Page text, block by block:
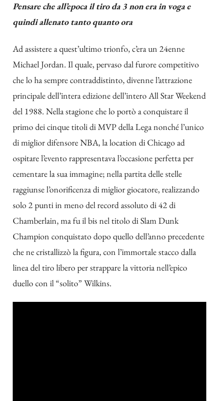
Pensare che all’epoca il tiro da 3 non era in voga e
quindi allenato tanto quanto ora
Ad assistere a quest’ultimo trionfo, c’era un 24enne
Michael Jordan. Il quale, pervaso dal furore competitivo
che lo ha sempre contraddistinto, divenne l’attrazione
principale dell’intera edizione dell’intero All Star Weekend
del 1988. Nella stagione che lo portò a conquistare il
primo dei cinque titoli di MVP della Lega nonché l’unico
di miglior difensore NBA, la location di Chicago ad
ospitare l’evento rappresentava l’occasione perfetta per
cementare la sua immagine; nella partita delle stelle
raggiunse l’onorificenza di miglior giocatore, realizzando
solo 2 punti in meno del record assoluto di 42 di
Chamberlain, ma fu il bis nel titolo di Slam Dunk
Champion conquistato dopo quello dell’anno precedente
che ne cristallizzò la figura, con l’immortale stacco dalla
linea del tiro libero per strappare la vittoria nell’epico
duello con il “solito” Wilkins.